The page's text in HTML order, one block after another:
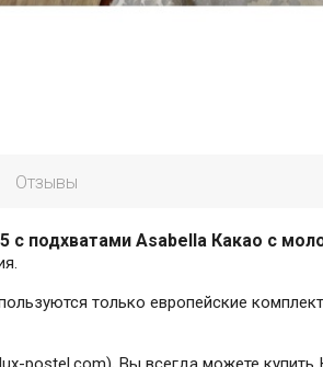
Отзывы
с подхватами Asabella Какао с
только европейские